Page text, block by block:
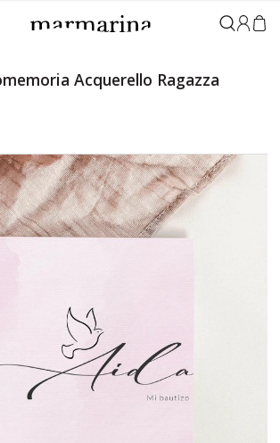
Accedi
Acquerello Ragazza